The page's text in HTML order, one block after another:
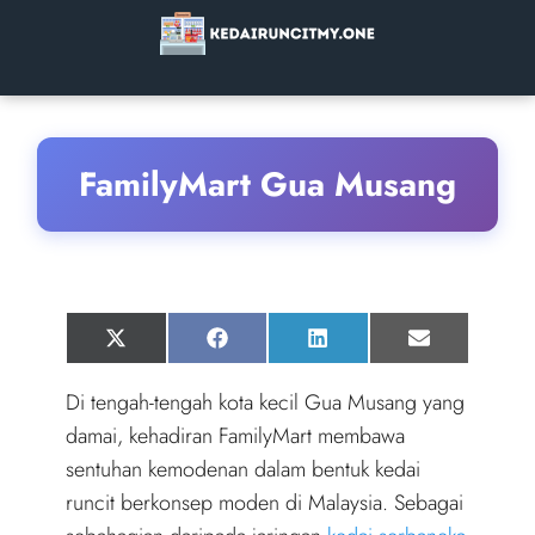
FamilyMart Gua Musang
Share
on
X
(
w
i
t
e
r
)
Share
on
F
a
e
b
o
o
k
Share
on
L
i
k
d
I
n
Share
on
E
m
i
Di tengah-tengah kota kecil Gua Musang yang
damai, kehadiran FamilyMart membawa
sentuhan kemodenan dalam bentuk kedai
runcit berkonsep moden di Malaysia. Sebagai